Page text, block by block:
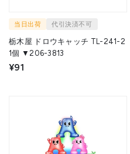
当日出荷 代引決済不可
栃木屋 ドロウキャッチ TL-241-2
1個 ▼206-3813
¥91